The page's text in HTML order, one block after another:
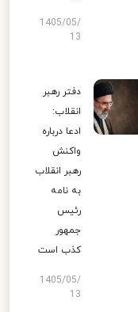
1405/05/
13
دفتر رهبر
انقلاب:
ادعا درباره
واکنش
رهبر انقلاب
به نامه
رئیس
جمهور
کذب است
1405/05/
13